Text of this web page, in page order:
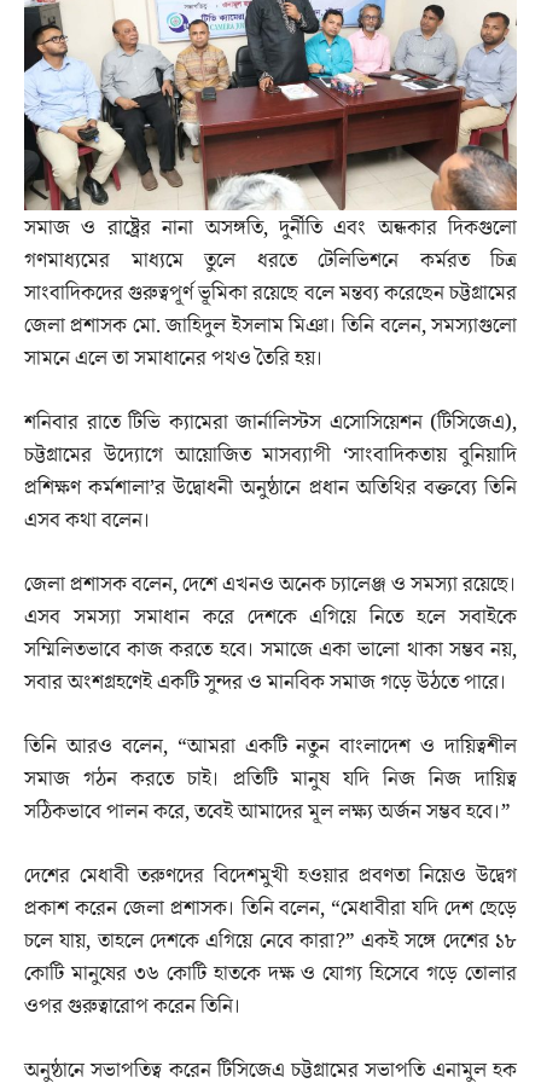
সমাজ ও রাষ্ট্রের নানা অসঙ্গতি, দুর্নীতি এবং অন্ধকার দিকগুলো
গণমাধ্যমের মাধ্যমে তুলে ধরতে টেলিভিশনে কর্মরত চিত্র
সাংবাদিকদের গুরুত্বপূর্ণ ভূমিকা রয়েছে বলে মন্তব্য করেছেন চট্টগ্রামের
জেলা প্রশাসক মো. জাহিদুল ইসলাম মিঞা। তিনি বলেন, সমস্যাগুলো
সামনে এলে তা সমাধানের পথও তৈরি হয়।
শনিবার রাতে টিভি ক্যামেরা জার্নালিস্টস এসোসিয়েশন (টিসিজেএ),
চট্টগ্রামের উদ্যোগে আয়োজিত মাসব্যাপী ‘সাংবাদিকতায় বুনিয়াদি
প্রশিক্ষণ কর্মশালা’র উদ্বোধনী অনুষ্ঠানে প্রধান অতিথির বক্তব্যে তিনি
এসব কথা বলেন।
জেলা প্রশাসক বলেন, দেশে এখনও অনেক চ্যালেঞ্জ ও সমস্যা রয়েছে।
এসব সমস্যা সমাধান করে দেশকে এগিয়ে নিতে হলে সবাইকে
সম্মিলিতভাবে কাজ করতে হবে। সমাজে একা ভালো থাকা সম্ভব নয়,
সবার অংশগ্রহণেই একটি সুন্দর ও মানবিক সমাজ গড়ে উঠতে পারে।
তিনি আরও বলেন, “আমরা একটি নতুন বাংলাদেশ ও দায়িত্বশীল
সমাজ গঠন করতে চাই। প্রতিটি মানুষ যদি নিজ নিজ দায়িত্ব
সঠিকভাবে পালন করে, তবেই আমাদের মূল লক্ষ্য অর্জন সম্ভব হবে।”
দেশের মেধাবী তরুণদের বিদেশমুখী হওয়ার প্রবণতা নিয়েও উদ্বেগ
প্রকাশ করেন জেলা প্রশাসক। তিনি বলেন, “মেধাবীরা যদি দেশ ছেড়ে
চলে যায়, তাহলে দেশকে এগিয়ে নেবে কারা?” একই সঙ্গে দেশের ১৮
কোটি মানুষের ৩৬ কোটি হাতকে দক্ষ ও যোগ্য হিসেবে গড়ে তোলার
ওপর গুরুত্বারোপ করেন তিনি।
অনুষ্ঠানে সভাপতিত্ব করেন টিসিজেএ চট্টগ্রামের সভাপতি এনামুল হক